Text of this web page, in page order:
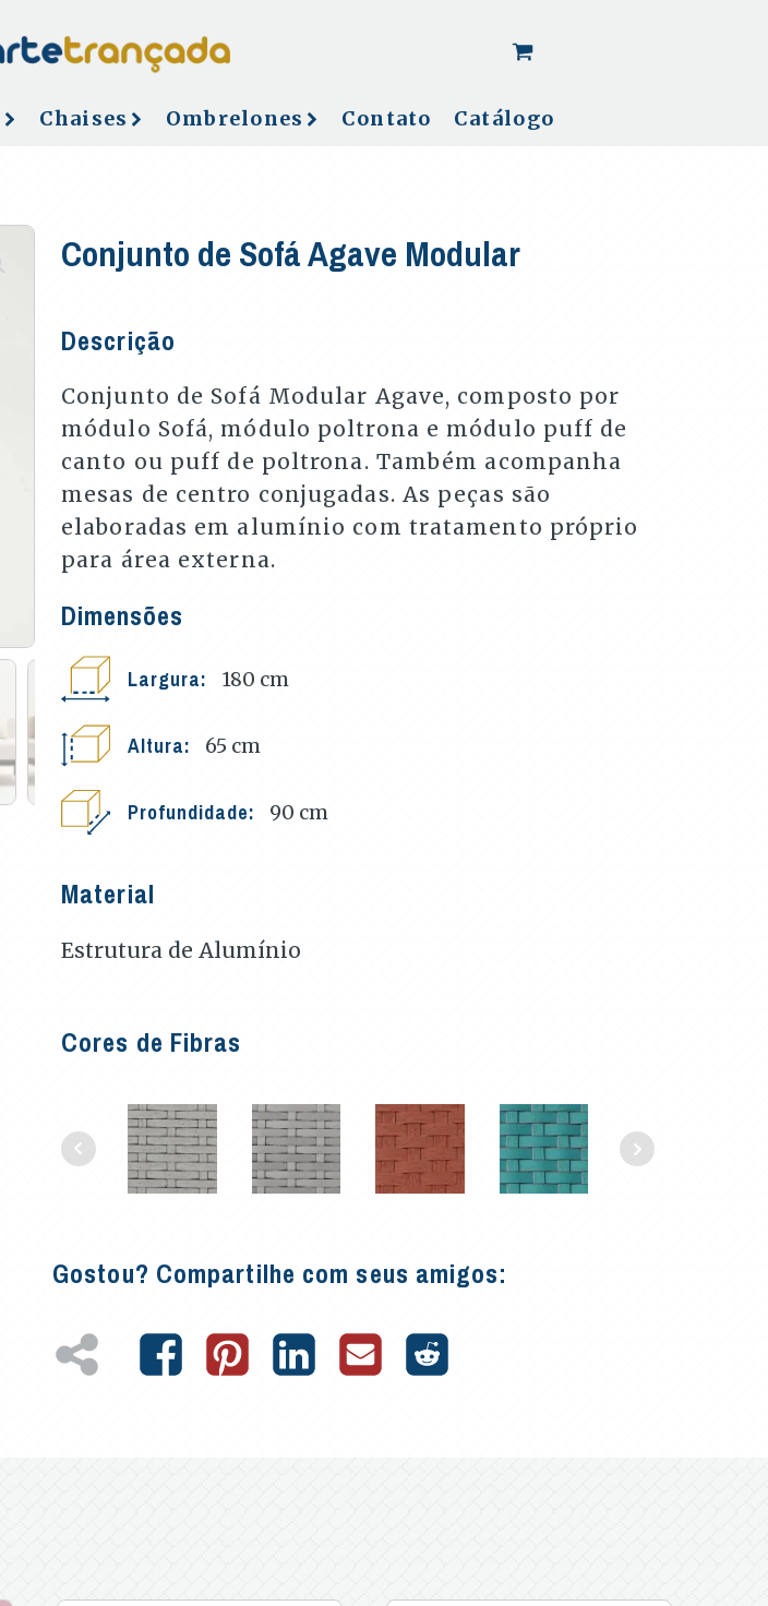
Chaises Ombrelones Contato Catálogo
Conjunto de Sofá Agave Modular
Descrição
Conjunto de Sofá Modular Agave, composto por
módulo Sofá, módulo poltrona e módulo puff de
canto ou puff de poltrona. Também acompanha
mesas de centro conjugadas. As peças são
elaboradas em alumínio com tratamento próprio
para área externa.
Dimensões
Largura: 180 cm
Altura: 65 cm
Profundidade: 90 cm
Material
Estrutura de Alumínio
Cores de Fibras
Gostou? Compartilhe com seus amigos: